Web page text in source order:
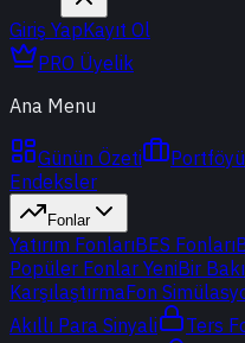
Giriş YapKayıt Ol
PRO Üyelik
Ana Menu
Günün Özeti
Endeksler
Fonlar
Yatırım FonlarıBES Fonları
Popüler Fonlar YeniBir
KarşılaştırmaFon
Akıllı Para Sinyali
Ters